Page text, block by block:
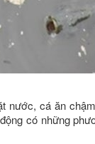
nước, cá ăn
có những